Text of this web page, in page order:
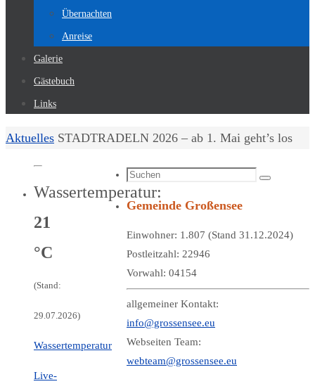
Übernachten
Anreise
Galerie
Gästebuch
Links
Start
Aktuelles STADTRADELN 2026 – ab 1. Mai geht’s los
Wassertemperatur:
21
°C
(Stand:
29.07.2026)
Wassertemperatur
Live-
Suchen
nach:
Suchen
Gemeinde Großensee
Einwohner: 1.807 (Stand 31.12.2024)
Postleitzahl: 22946
Vorwahl: 04154
allgemeiner Kontakt:
info@grossensee.eu
Webseiten Team:
webteam@grossensee.eu